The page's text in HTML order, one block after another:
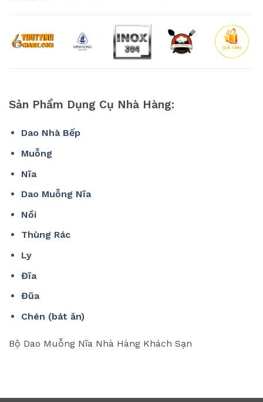
Sản Phẩm Dụng Cụ Nhà Hàng:
Dao Nhà Bếp
Muỗng
Nĩa
Dao Muỗng Nĩa
Nồi
Thùng Rác
Ly
Đĩa
Đũa
Chén (bát ăn)
Bộ Dao Muỗng Nĩa Nhà Hàng Khách Sạn